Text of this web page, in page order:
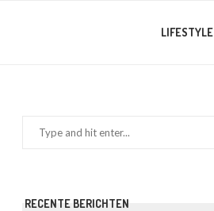
LIFESTYLE
RECENTE BERICHTEN